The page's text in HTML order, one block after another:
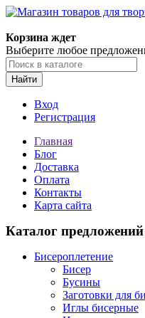
Корзина ждет
Выберите любое
Найти
Вход
Регистрация
Главная
Блог
Доставка
Оплата
Контакты
Карта сайта
Каталог предложений
Бисероплетение
Бисер
Бусины
Заготовки для
Иглы бисерные